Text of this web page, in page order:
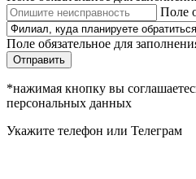
Поле
Поле обязательное для
Отправить
*нажимая кнопку вы
персональных данных
Укажите телефон или Телеграм